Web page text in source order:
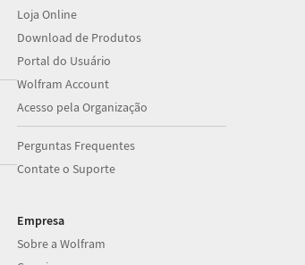
Loja Online
Download de Produtos
Portal do Usuário
Wolfram Account
Acesso pela Organização
Perguntas Frequentes
Contate o Suporte
Empresa
Sobre a Wolfram